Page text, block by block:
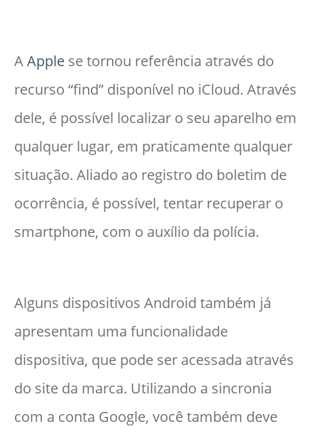
AApple se tornou referência através do
recurso “find” disponível no iCloud. Através
dele, é possível localizar o seu aparelho em
qualquer lugar, em praticamente qualquer
situação. Aliado ao registro do boletim de
ocorrência, é possível, tentar recuperar o
smartphone, com o auxílio da polícia.
Alguns dispositivos Android também já
apresentam uma funcionalidade
dispositiva, que pode ser acessada através
do site da marca. Utilizando a sincronia
com a conta Google, você também deve